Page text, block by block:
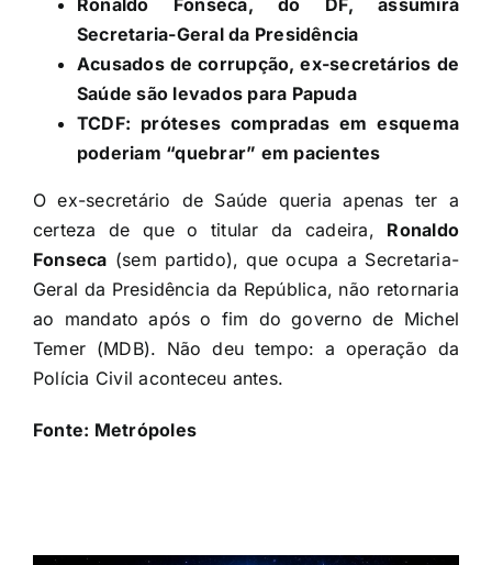
Secretaria-Geral da Presidência
Acusados de corrupção, ex-secretários de
Saúde são levados para Papuda
TCDF: próteses compradas em esquema
poderiam “quebrar” em pacientes
O ex-secretário de Saúde queria apenas ter a
certeza de que o titular da cadeira, Ronaldo
Fonseca (sem partido), que ocupa a Secretaria-
Geral da Presidência da República, não retornaria
ao mandato após o fim do governo de Michel
Temer (MDB). Não deu tempo: a operação da
Polícia Civil aconteceu antes.
Fonte: Metrópoles